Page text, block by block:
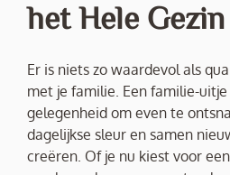
het Hele Gezin
Er is niets zo waardevol als
met je familie. Een familie-
gelegenheid om even te
dagelijkse sleur en samen
creëren. Of je nu kiest voor